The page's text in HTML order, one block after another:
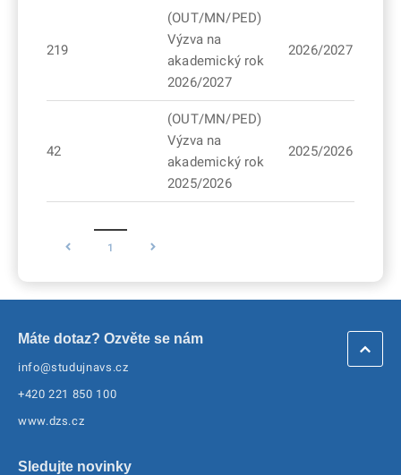
219
(OUT/MN/PED)
Výzva na
akademický rok
2026/2027
2026/2027
42
(OUT/MN/PED)
Výzva na
akademický rok
2025/2026
2025/2026
1
Máte dotaz? Ozvěte se nám
info@studujnavs.cz
+420 221 850 100
www.dzs.cz
Sledujte novinky